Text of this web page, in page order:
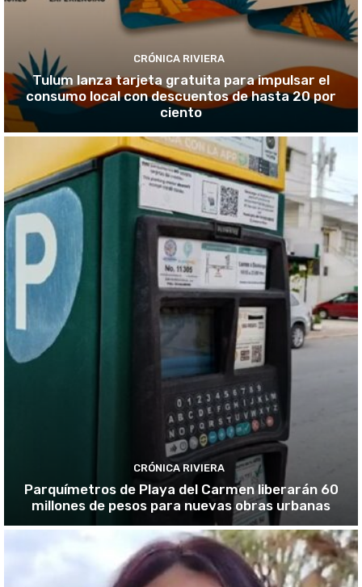
CRÓNICA RIVIERA
Tulum lanza tarjeta gratuita para impulsar el
consumo local con descuentos de hasta 20 por
ciento
CRÓNICA RIVIERA
Parquímetros de Playa del Carmen liberarán 60
millones de pesos para nuevas obras urbanas